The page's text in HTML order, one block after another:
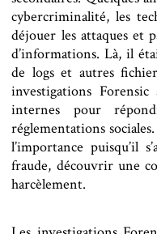
cybercriminalité, les
déjouer les attaques et
d’informations. Là, il
de logs et autres
investigations
internes pour
réglementations
l’importance puisqu’il
fraude, découvrir une
harcèlement.